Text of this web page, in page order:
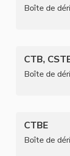
Boîte de
CTB,
Boîte de
CTBE
Boîte de